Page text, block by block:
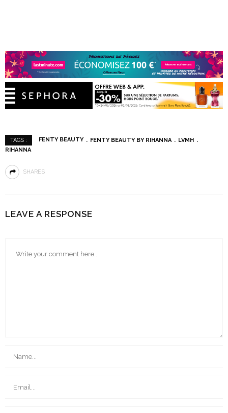
TAGS : FENTY BEAUTY FENTY BEAUTY BY RIHANNA
LVMH
RIHANNA
SHARES
LEAVE A RESPONSE